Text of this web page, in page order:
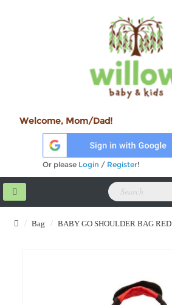
Welcome, Mom/Dad!
Or please Login / Register!
Bag BABY GO SHOULDER BAG RED